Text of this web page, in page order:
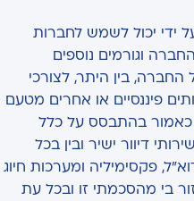
ידי יכול לשמש לחברות
וגורמים נוספים
בין היתר, לצורכי
פיננסיים או אחרים מטעם
בהתבסס על כלל
דיוור ישיר ובין בכל
פקסימיליה ומערכות חיוג
בי מהסכמתי זו ובכל עת